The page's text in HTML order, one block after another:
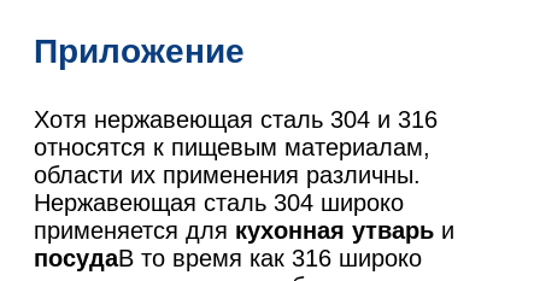
Приложение
Хотя нержавеющая сталь 304 и 316
относятся к пищевым материалам,
области их применения различны.
Нержавеющая сталь 304 широко
применяется для кухонная утварь и
посудаВ то время как 316 широко